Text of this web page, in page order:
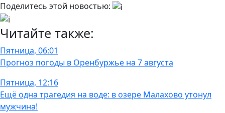
Поделитесь этой новостью:
Читайте также:
Пятница, 06:01
Прогноз погоды в Оренбуржье на 7 августа
Пятница, 12:16
Ещё одна трагедия на воде: в озере Малахово утонул
мужчина!